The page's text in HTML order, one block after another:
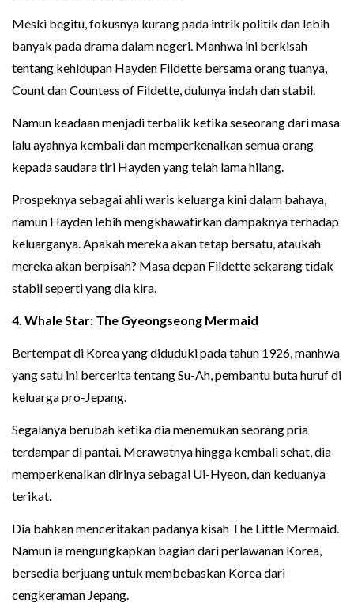
Meski begitu, fokusnya kurang pada intrik politik dan lebih
banyak pada drama dalam negeri. Manhwa ini berkisah
tentang kehidupan Hayden Fildette bersama orang tuanya,
Count dan Countess of Fildette, dulunya indah dan stabil.
Namun keadaan menjadi terbalik ketika seseorang dari masa
lalu ayahnya kembali dan memperkenalkan semua orang
kepada saudara tiri Hayden yang telah lama hilang.
Prospeknya sebagai ahli waris keluarga kini dalam bahaya,
namun Hayden lebih mengkhawatirkan dampaknya terhadap
keluarganya. Apakah mereka akan tetap bersatu, ataukah
mereka akan berpisah? Masa depan Fildette sekarang tidak
stabil seperti yang dia kira.
4. Whale Star: The Gyeongseong Mermaid
Bertempat di Korea yang diduduki pada tahun 1926, manhwa
yang satu ini bercerita tentang Su-Ah, pembantu buta huruf di
keluarga pro-Jepang.
Segalanya berubah ketika dia menemukan seorang pria
terdampar di pantai. Merawatnya hingga kembali sehat, dia
memperkenalkan dirinya sebagai Ui-Hyeon, dan keduanya
terikat.
Dia bahkan menceritakan padanya kisah The Little Mermaid.
Namun ia mengungkapkan bagian dari perlawanan Korea,
bersedia berjuang untuk membebaskan Korea dari
cengkeraman Jepang.